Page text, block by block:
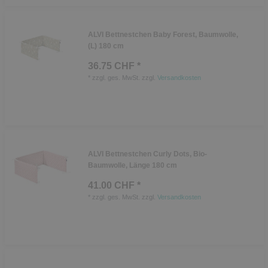
ALVI Bettnestchen Baby Forest, Baumwolle,
(L) 180 cm
36.75 CHF *
zzgl. ges. MwSt. zzgl. Versandkosten
ALVI Bettnestchen Curly Dots, Bio-
Baumwolle, Länge 180 cm
41.00 CHF *
zzgl. ges. MwSt. zzgl. Versandkosten